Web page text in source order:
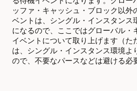
ッファ・キャッシュ・ブロック以外
ベントは、シングル・インスタンス
になるので、ここではグローバル・
イベントについて取り上げます（た
は、シングル・インスタンス環境よ
ので、不要なパースなどは避ける必